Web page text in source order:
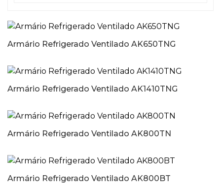
Armário Refrigerado Ventilado AK650TNG
Armário Refrigerado Ventilado AK1410TNG
Armário Refrigerado Ventilado AK800TN
Armário Refrigerado Ventilado AK800BT